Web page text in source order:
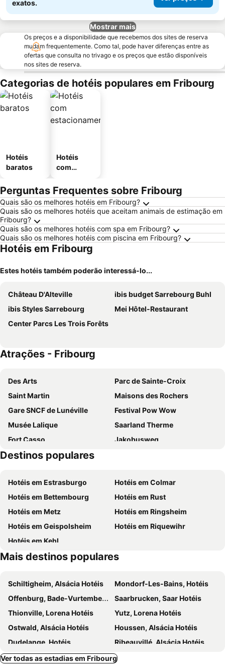
exatos.
Mostrar mais
Os preços e a disponibilidade que recebemos dos sites de reserva
mudam frequentemente. Como tal, pode haver diferenças entre as
ofertas que consulta no trivago e os preços que estão disponíveis
nos sites de reserva.
Categorias de hotéis populares em Fribourg
Hotéis
baratos
Hotéis
com
mento
Perguntas Frequentes sobre Fribourg
Quais são os melhores hotéis em Fribourg?
Quais são os melhores hotéis que aceitam animais de estimação em
Fribourg?
Quais são os melhores hotéis com spa em Fribourg?
Quais são os melhores hotéis com piscina em Fribourg?
Hotéis em Fribourg
Estes hotéis também poderão interessá-lo...
Château D'Alteville
ibis budget Sarrebourg Buhl
ibis Styles Sarrebourg
Mei Hôtel-Restaurant
Center Parcs Les Trois Forêts
Atrações - Fribourg
Des Arts
Parc de Sainte-Croix
Saint Martin
Maisons des Rochers
Gare SNCF de Lunéville
Festival Pow Wow
Musée Lalique
Saarland Therme
Fort Casso
Jakobusweg
Water garden
Destinos populares
Hotéis em Estrasburgo
Hotéis em Colmar
Hotéis em Bettembourg
Hotéis em Rust
Hotéis em Metz
Hotéis em Ringsheim
Hotéis em Geispolsheim
Hotéis em Riquewihr
Hotéis em Kehl
Mais destinos populares
Schiltigheim, Alsácia Hotéis
Mondorf-Les-Bains, Hotéis
Offenburg, Bade-Vurtemberga Hotéis
Saarbrucken, Saar Hotéis
Thionville, Lorena Hotéis
Yutz, Lorena Hotéis
Ostwald, Alsácia Hotéis
Houssen, Alsácia Hotéis
Dudelange, Hotéis
Ribeauvillé, Alsácia Hotéis
Wintzenheim, Alsácia Hotéis
Eguisheim, Alsácia Hotéis
Ver todas as estadias em Fribourg